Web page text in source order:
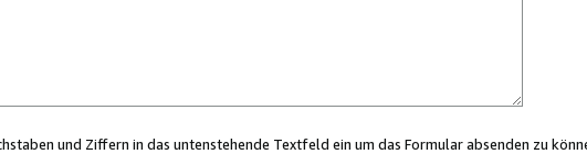
und Ziffern in das untenstehende Textfeld ein um das Formular absenden zu